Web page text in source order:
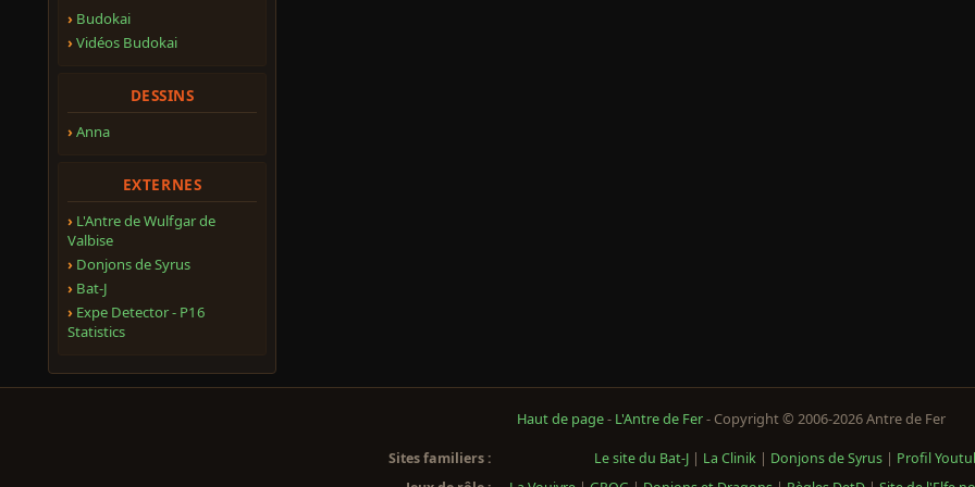
Budokai
Vidéos Budokai
DESSINS
Anna
EXTERNES
L'Antre de Wulfgar de
Valbise
Donjons de Syrus
Bat-J
Expe Detector - P16
Statistics
Haut de page- L'Antre de Fer- Copyright © 2006-2026 Antre de Fer
Sites familiers : Le site du Bat-J | La Clinik | Donjons de Syrus | Profil